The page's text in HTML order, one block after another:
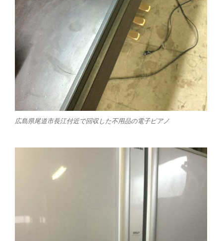
広島県尾道市長江付近で回収した不用品の電子ピアノ